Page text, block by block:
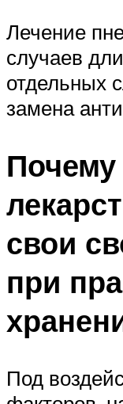
Лечение
случаев
отдельных
замена
свои
при
Под